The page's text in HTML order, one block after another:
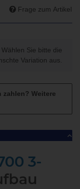
Frage zum Artikel
Sie bitte die
Variation aus.
zahlen? Weitere
3-